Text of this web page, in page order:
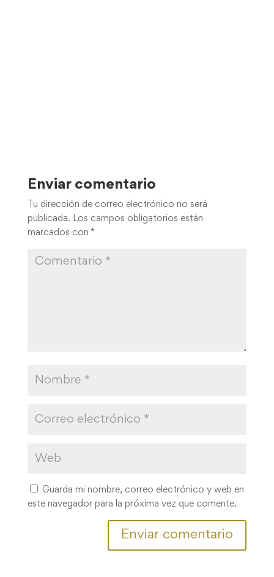
Enviar comentario
Tu dirección de correo electrónico no será
publicada. Los campos obligatorios están
marcados con *
Guarda mi nombre, correo electrónico y web en
este navegador para la próxima vez que comente.